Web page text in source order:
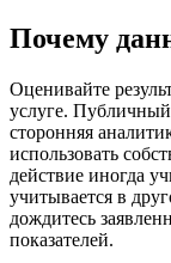
Почему
Оценивайте
услуге. Публичный
сторонняя
использовать
действие иногда
учитывается в
дождитесь
показателей.